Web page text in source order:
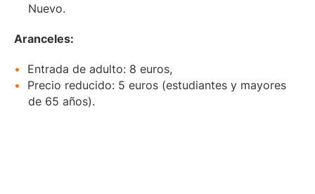
Nuevo.
Aranceles:
Entrada de adulto: 8 euros,
Precio reducido: 5 euros (estudiantes y mayores
de 65 años).